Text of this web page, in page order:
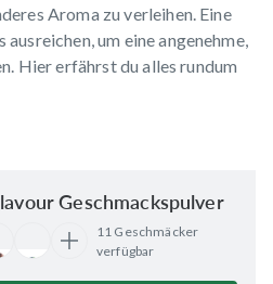
Aroma zu verleihen. Eine
um eine angenehme,
Hiererfährst du alles rundum
Geschmackspulver
11 Geschmäcker
verfügbar